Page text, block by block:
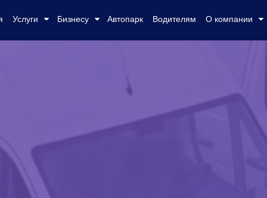
Услуги Бизнесу Автопарк Водителям О компании